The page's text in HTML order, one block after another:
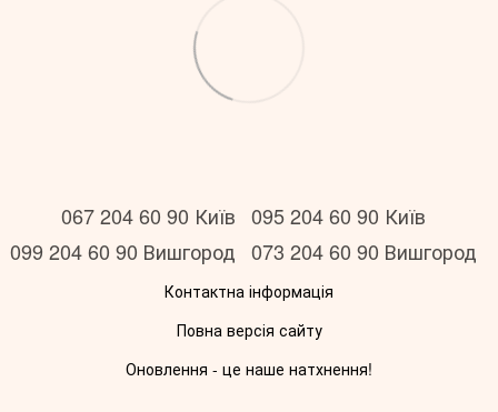
067 204 60 90 Київ 095 204 60 90 Київ
099 204 60 90 Вишгород 073 204 60 90 Вишгород
Контактна інформація
Повна версія сайту
Оновлення - це наше натхнення!